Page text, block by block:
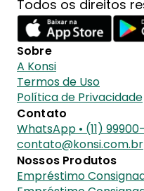
Todos os direitos
Sobre
A Konsi
Termos de Uso
Política de Privacidade
Contato
WhatsApp • (11)
contato@konsi.com.br
Nossos Produtos
Empréstimo